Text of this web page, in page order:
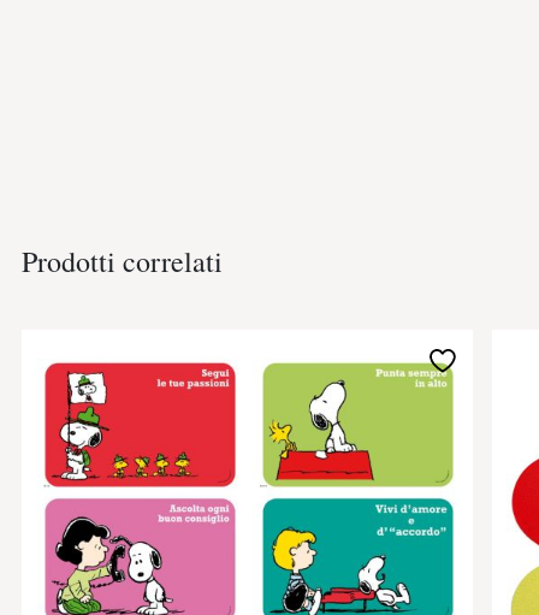
Prodotti correlati
Aggiungi